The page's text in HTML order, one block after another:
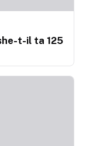
t-il ta 125